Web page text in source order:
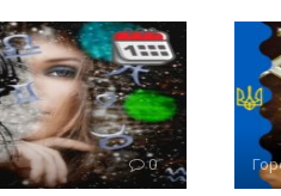
0